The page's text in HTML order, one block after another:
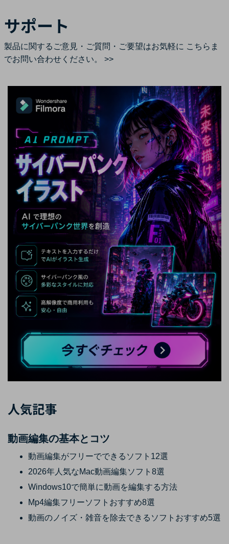
サポート
製品に関するご意見・ご質問・ご要望はお気軽に こちらま
でお問い合わせください。 >>
人気記事
動画編集の基本とコツ
動画編集がフリーでできるソフト12選
2026年人気なMac動画編集ソフト8選
Windows10で簡単に動画を編集する方法
Mp4編集フリーソフトおすすめ8選
動画のノイズ・雑音を除去できるソフトおすすめ5選